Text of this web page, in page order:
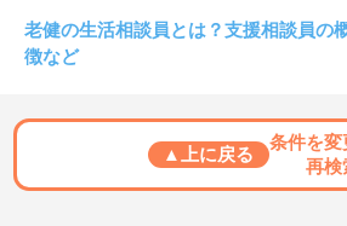
老健の生活相談員とは？支援相談員の
徴など
▲上に戻る
条件を変
再検